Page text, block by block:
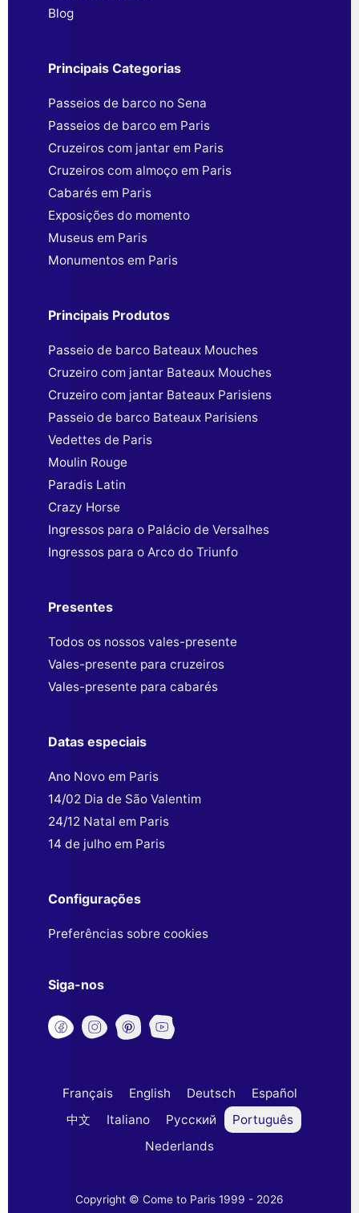
Blog
Principais Categorias
Passeios de barco no Sena
Passeios de barco em Paris
Cruzeiros com jantar em Paris
Cruzeiros com almoço em Paris
Cabarés em Paris
Exposições do momento
Museus em Paris
Monumentos em Paris
Principais Produtos
Passeio de barco Bateaux Mouches
Cruzeiro com jantar Bateaux Mouches
Cruzeiro com jantar Bateaux Parisiens
Passeio de barco Bateaux Parisiens
Vedettes de Paris
Moulin Rouge
Paradis Latin
Crazy Horse
Ingressos para o Palácio de Versalhes
Ingressos para o Arco do Triunfo
Presentes
Todos os nossos vales-presente
Vales-presente para cruzeiros
Vales-presente para cabarés
Datas especiais
Ano Novo em Paris
14/02 Dia de São Valentim
24/12 Natal em Paris
14 de julho em Paris
Configurações
Preferências sobre cookies
Siga-nos
Français English Deutsch
Español
中文
Italiano Русский
Português
Nederlands
Copyright © Come to Paris 1999 - 2026